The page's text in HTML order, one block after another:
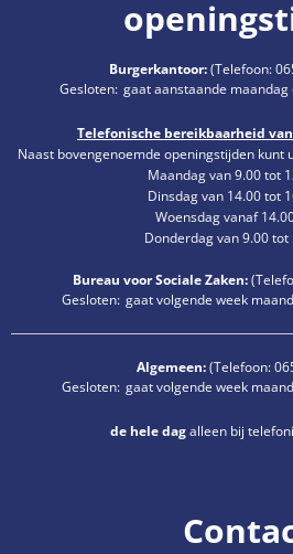
Burgerkantoor:(Telefoon:
Klik om extra openings- of
Gesloten: gaat aanstaande
Telefonische bereikbaarheid
Naast bovengenoemde openingstijden kunt
Maandag van 9.00 tot
Dinsdag van 14.00 tot
Woensdag vanaf
Donderdag van 9.00 tot
Bureau voor Sociale Zaken:
Klik om extra openings- of
Gesloten: gaat volgende week
Algemeen:(Telefoon:
Klik om extra openings- of
Gesloten: gaat volgende week
de hele dagalleen bij